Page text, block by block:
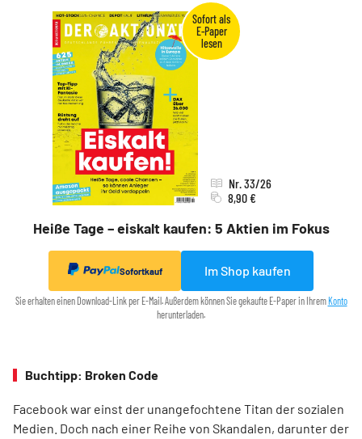
Heiße Tage – eiskalt kaufen: 5 Aktien im Fokus
Nr. 33/26
8,90 €
Sofortkauf Im Shop kaufen
Sie erhalten einen Download-Link per E-Mail. Außerdem können Sie gekaufte E-Paper in Ihrem Konto
herunterladen.
Buchtipp: Broken Code
Facebook war einst der unangefochtene Titan der sozialen
Medien. Doch nach einer Reihe von Skandalen, darunter der